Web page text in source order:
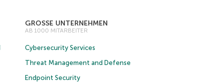
GROSSE UNTERNEHMEN
AB 1000 MITARBEITER
Cybersecurity Services
Threat Management and Defense
Endpoint Security